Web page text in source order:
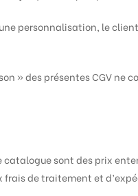
personnalisation, le
» des présentes CGV
sont des prix
de traitement et